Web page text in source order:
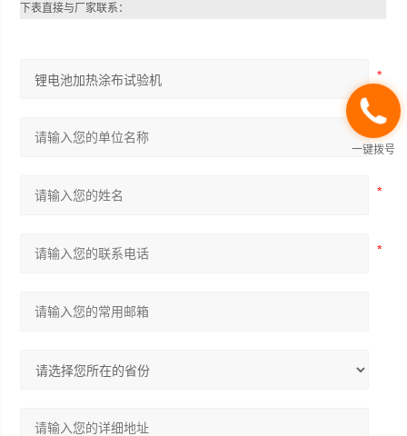
下表直接与厂家联系：
一键拨号